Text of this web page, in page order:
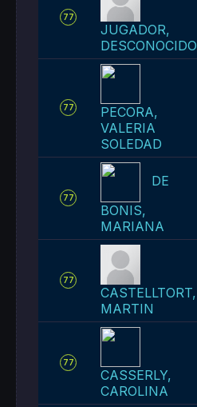
77
JUGADOR,
DESCONOCIDO
77
PECORA,
VALERIA
SOLEDAD
77
DE
BONIS,
MARIANA
77
CASTELLTORT,
MARTIN
77
CASSERLY,
CAROLINA